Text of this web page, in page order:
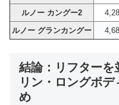
ルノー カングー2
ルノー グランカングー
結論：リフターを
リン・ロングボ
め